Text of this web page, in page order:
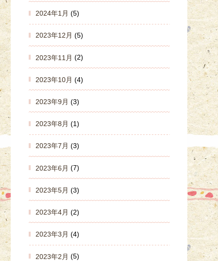
2024年1月 (5)
2023年12月 (5)
2023年11月 (2)
2023年10月 (4)
2023年9月 (3)
2023年8月 (1)
2023年7月 (3)
2023年6月 (7)
2023年5月 (3)
2023年4月 (2)
2023年3月 (4)
2023年2月 (5)